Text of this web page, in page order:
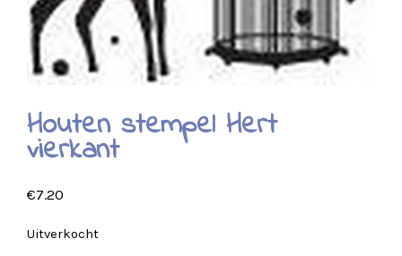
Houten stempel Hert
vierkant
€7.20
Uitverkocht